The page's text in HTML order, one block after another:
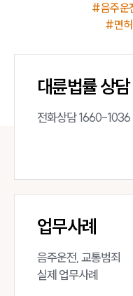
#음주운
#면허
대륜법률 상담
전화상담 1660-1036
업무사례
음주운전, 교통범죄
실제 업무사례